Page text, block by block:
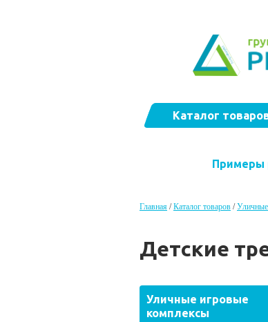
Каталог
Примеры
Главная /Каталог товаров /
Детские
Уличные игровые
комплексы